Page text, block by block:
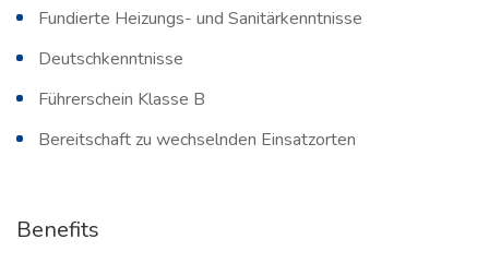
Fundierte Heizungs- und Sanitärkenntnisse
Deutschkenntnisse
Führerschein Klasse B
Bereitschaft zu wechselnden Einsatzorten
Benefits